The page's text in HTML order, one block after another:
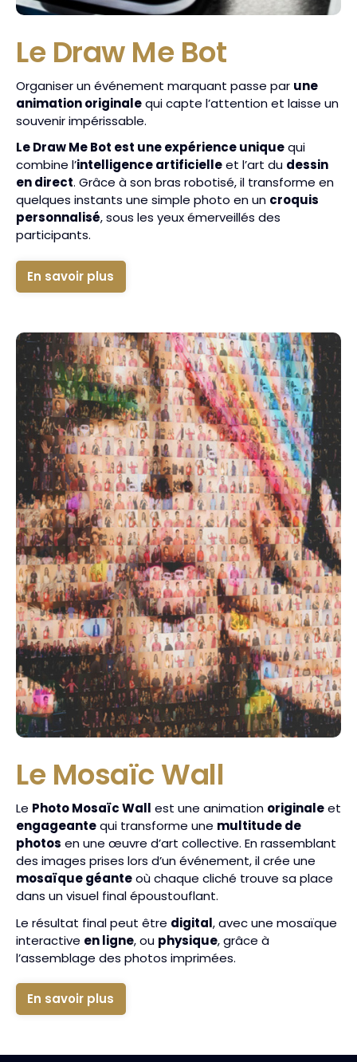
Le Draw Me Bot
Organiser un événement marquant passe par une
animation originalequi capte l’attention et laisse un
souvenir impérissable.
Le Draw Me Bot est une expérience uniquequi
combine l’intelligence artificielleet l’art du dessin
en direct. Grâce à son bras robotisé, il transforme en
quelques instants une simple photo en un croquis
personnalisé, sous les yeux émerveillés des
participants.
En savoir plus
Le Mosaïc Wall
Le Photo Mosaïc Wall est une animation originaleet
engageantequi transforme une multitude de
photos en une œuvre d’art collective. En rassemblant
des images prises lors d’un événement, il crée une
mosaïque géanteoù chaque cliché trouve sa place
dans un visuel final époustouflant.
Le résultat final peut être digital, avec une mosaïque
interactive en ligne, ou physique, grâce à
l’assemblage des photos imprimées.
En savoir plus